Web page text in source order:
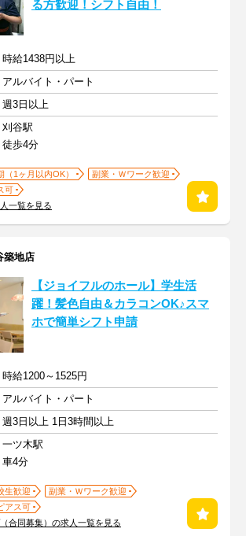
る方歓迎！シフト自由！
時給1438円以上
アルバイト・パート
週3日以上
刈谷駅
徒歩4分
（1ヶ月以内OK）
副業・Ｗワーク歓迎
可
一覧を見る
地店
【ジョイフルのホール】学生活
躍！髪色自由＆カラコンOK♪スマ
ホで簡単シフト申請
時給1200～1525円
アルバイト・パート
週3日以上 1日3時間以上
一ツ木駅
車4分
生歓迎
副業・Ｗワーク歓迎
アス可
合同募集）の求人一覧を見る